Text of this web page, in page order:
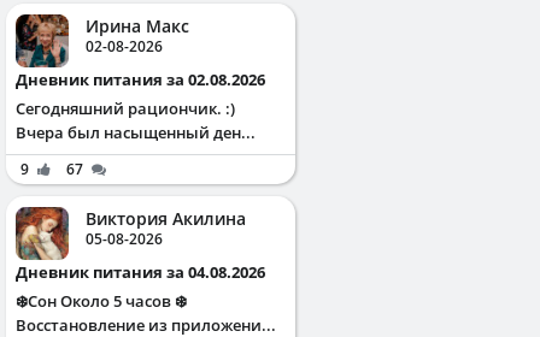
Ирина Макс
02-08-2026
Дневник питания за 02.08.2026
Сегодняшний рациончик. :)
Вчера был насыщенный ден...
9 67
Виктория Акилина
05-08-2026
Дневник питания за 04.08.2026
❄️Сон Около 5 часов ❄️
Восстановление из приложени...